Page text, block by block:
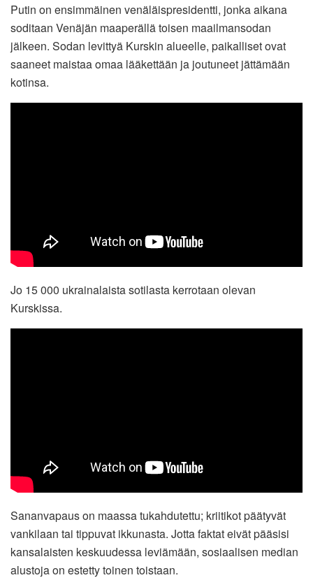
Putin on ensimmäinen venäläispresidentti, jonka aikana
soditaan Venäjän maaperällä toisen maailmansodan
jälkeen. Sodan levittyä Kurskin alueelle, paikalliset ovat
saaneet maistaa omaa lääkettään ja joutuneet jättämään
kotinsa.
Jo 15 000 ukrainalaista sotilasta kerrotaan olevan
Kurskissa.
Sananvapaus on maassa tukahdutettu; kriitikot päätyvät
vankilaan tai tippuvat ikkunasta. Jotta faktat eivät pääsisi
kansalaisten keskuudessa leviämään, sosiaalisen median
alustoja on estetty toinen toistaan.